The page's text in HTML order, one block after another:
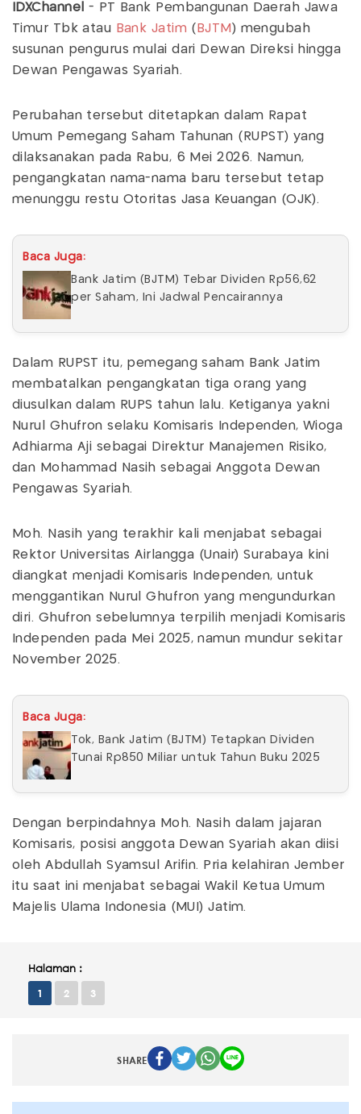
IDXChannel - PT Bank Pembangunan Daerah Jawa
Timur Tbk atau Bank Jatim ( BJTM ) mengubah
susunan pengurus mulai dari Dewan Direksi hingga
Dewan Pengawas Syariah.
Perubahan tersebut ditetapkan dalam Rapat
Umum Pemegang Saham Tahunan (RUPST) yang
dilaksanakan pada Rabu, 6 Mei 2026. Namun,
pengangkatan nama-nama baru tersebut tetap
menunggu restu Otoritas Jasa Keuangan (OJK).
Baca Juga:
Bank Jatim (BJTM) Tebar Dividen Rp56,62
per Saham, Ini Jadwal Pencairannya
Dalam RUPST itu, pemegang saham Bank Jatim
membatalkan pengangkatan tiga orang yang
diusulkan dalam RUPS tahun lalu. Ketiganya yakni
Nurul Ghufron selaku Komisaris Independen, Wioga
Adhiarma Aji sebagai Direktur Manajemen Risiko,
dan Mohammad Nasih sebagai Anggota Dewan
Pengawas Syariah.
Moh. Nasih yang terakhir kali menjabat sebagai
Rektor Universitas Airlangga (Unair) Surabaya kini
diangkat menjadi Komisaris Independen, untuk
menggantikan Nurul Ghufron yang mengundurkan
diri. Ghufron sebelumnya terpilih menjadi Komisaris
Independen pada Mei 2025, namun mundur sekitar
November 2025.
Baca Juga:
Tok, Bank Jatim (BJTM) Tetapkan Dividen
Tunai Rp850 Miliar untuk Tahun Buku 2025
Dengan berpindahnya Moh. Nasih dalam jajaran
Komisaris, posisi anggota Dewan Syariah akan diisi
oleh Abdullah Syamsul Arifin. Pria kelahiran Jember
itu saat ini menjabat sebagai Wakil Ketua Umum
Majelis Ulama Indonesia (MUI) Jatim.
Halaman :
1 2 3
SHARE